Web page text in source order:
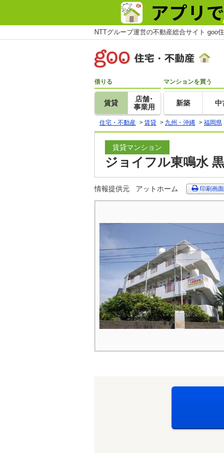
NTTグループ運営の不動産総合サイト goo
借りる
賃貸
店舗･
事業用
マンションを買う
新築 中
住宅・不動産 > 賃貸 > 九州・沖縄 > 福岡県
賃貸マンション
ジョイフル東鳴水
情報提供元 アットホーム 印刷画